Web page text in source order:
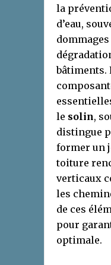
la
d’eau,
bâtiments.
le solin,
distingue
former un
toiture
verticaux
les
de ces
pour
optimale.